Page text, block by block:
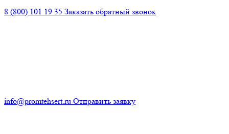
8 (800) 101 19 35 Заказать обратный звонок
info@promtehsert.ru Отправить заявку